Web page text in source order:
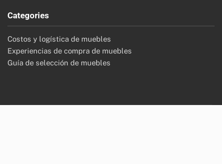
Categories
Costos y logística de muebles
Experiencias de compra de muebles
Guía de selección de muebles